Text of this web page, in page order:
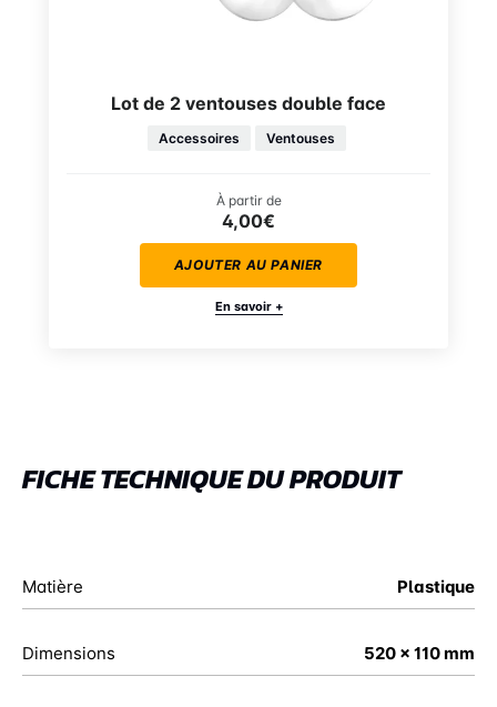
Lot de 2 ventouses double face
Accessoires Ventouses
À partir de
4,00€
AJOUTER AU PANIER
En savoir +
FICHE TECHNIQUE DU PRODUIT
Matière Plastique
Dimensions 520 x 110 mm